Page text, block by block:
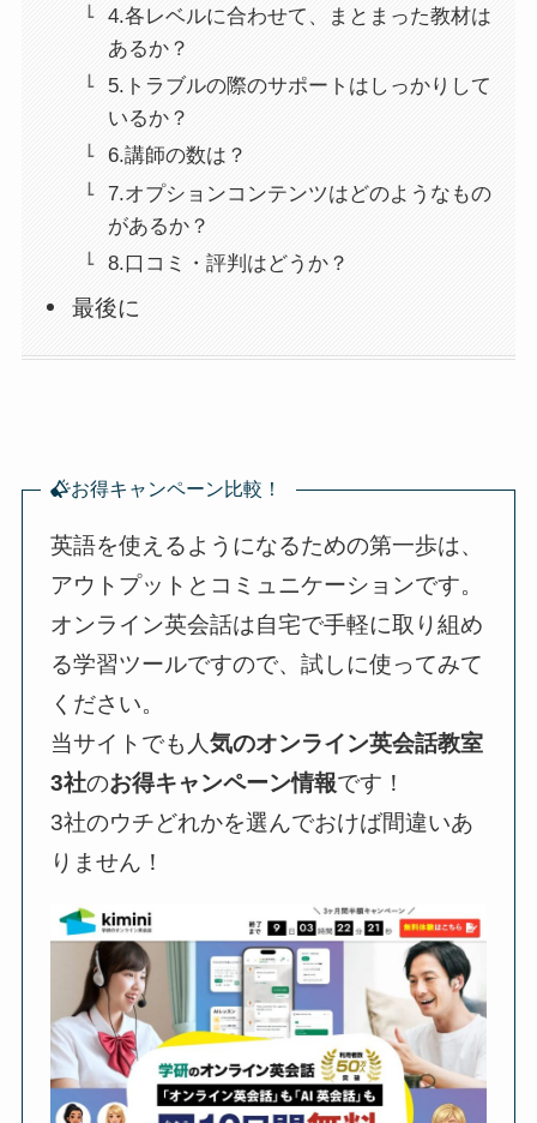
4.各レベルに合わせて、まとまった教材は
あるか？
5.トラブルの際のサポートはしっかりして
いるか？
6.講師の数は？
7.オプションコンテンツはどのようなもの
があるか？
8.口コミ・評判はどうか？
最後に
お得キャンペーン比較！
英語を使えるようになるための第一歩は、
アウトプットとコミュニケーションです。
オンライン英会話は自宅で手軽に取り組め
る学習ツールですので、試しに使ってみて
ください。
当サイトでも人気のオンライン英会話教室
3社のお得キャンペーン情報です！
3社のウチどれかを選んでおけば間違いあ
りません！